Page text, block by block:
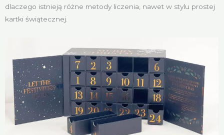
dlaczego istnieją różne metody liczenia, nawet w stylu prostej
kartki świątecznej.